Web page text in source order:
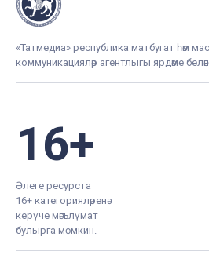
«Татмедиа» республика матбугат һәм
коммуникацияләр агентлыгы ярдәме
16+
Әлеге ресурста
16+ категорияләренә
керүче мәгълүмат
булырга мөмкин.